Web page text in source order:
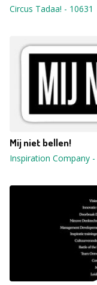
Circus Tadaa! - 10631
Mij niet bellen!
Inspiration Company -